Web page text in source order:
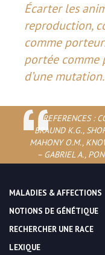
Écarter les
reproduction,
comme
portée
d’une mutation.
REFERENCES :
BRAUND K.G.,
MAHONY O.M.,
– GABRIEL A.,
MALADIES & AFFECTIONS
NOTIONS DE GÉNÉTIQUE
RECHERCHER UNE RACE
LEXIQUE